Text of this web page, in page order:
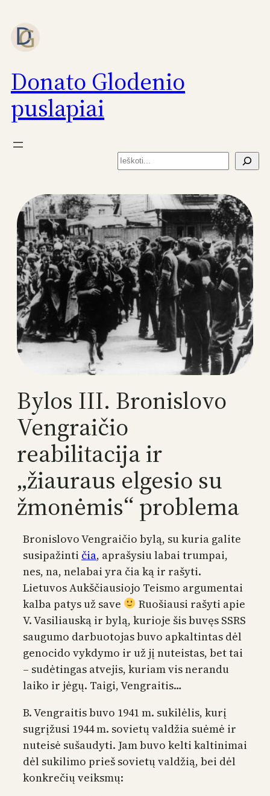
prie
turinio
Donato Glodenio
puslapiai
Paieška
Bylos III. Bronislovo
Vengraičio
reabilitacija ir
„žiauraus elgesio su
žmonėmis“ problema
Bronislovo Vengraičio bylą, su kuria galite
susipažinti čia, aprašysiu labai trumpai,
nes, na, nelabai yra čia ką ir rašyti.
Lietuvos Aukščiausiojo Teismo argumentai
kalba patys už save
Ruošiausi rašyti apie
V. Vasiliauską ir bylą, kurioje šis buvęs SSRS
saugumo darbuotojas buvo apkaltintas dėl
genocido vykdymo ir už jį nuteistas, bet tai
– sudėtingas atvejis, kuriam vis nerandu
laiko ir jėgų. Taigi, Vengraitis…
B. Vengraitis buvo 1941 m. sukilėlis, kurį
sugrįžusi 1944 m. sovietų valdžia suėmė ir
nuteisė sušaudyti. Jam buvo kelti kaltinimai
dėl sukilimo prieš sovietų valdžią, bei dėl
konkrečių veiksmų: